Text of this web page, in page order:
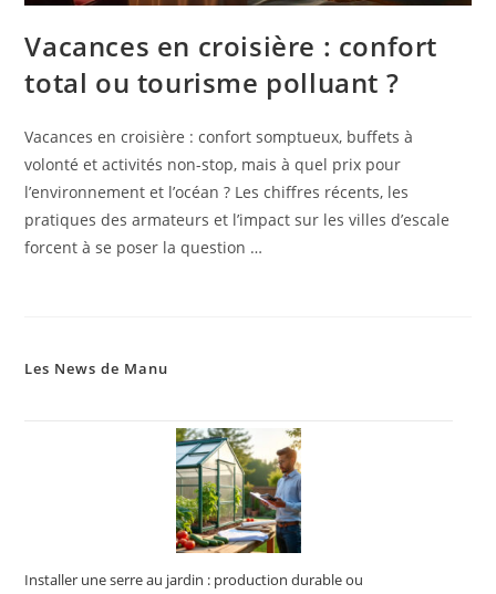
Vacances en croisière : confort
total ou tourisme polluant ?
Vacances en croisière : confort somptueux, buffets à
volonté et activités non-stop, mais à quel prix pour
l’environnement et l’océan ? Les chiffres récents, les
pratiques des armateurs et l’impact sur les villes d’escale
forcent à se poser la question …
Les News de Manu
Installer une serre au jardin : production durable ou